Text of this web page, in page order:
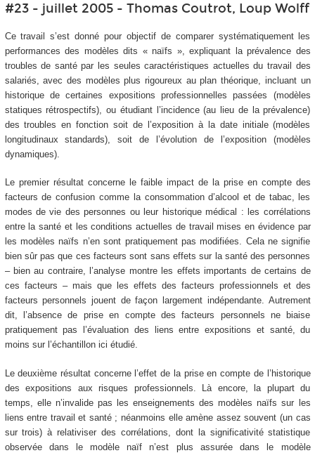
#23 - juillet 2005 - Thomas Coutrot, Loup Wolff
Ce travail s’est donné pour objectif de comparer systématiquement les
performances des modèles dits « naïfs », expliquant la prévalence des
troubles de santé par les seules caractéristiques actuelles du travail des
salariés, avec des modèles plus rigoureux au plan théorique, incluant un
historique de certaines expositions professionnelles passées (modèles
statiques rétrospectifs), ou étudiant l’incidence (au lieu de la prévalence)
des troubles en fonction soit de l’exposition à la date initiale (modèles
longitudinaux standards), soit de l’évolution de l’exposition (modèles
dynamiques).
Le premier résultat concerne le faible impact de la prise en compte des
facteurs de confusion comme la consommation d’alcool et de tabac, les
modes de vie des personnes ou leur historique médical : les corrélations
entre la santé et les conditions actuelles de travail mises en évidence par
les modèles naïfs n’en sont pratiquement pas modifiées. Cela ne signifie
bien sûr pas que ces facteurs sont sans effets sur la santé des personnes
– bien au contraire, l’analyse montre les effets importants de certains de
ces facteurs – mais que les effets des facteurs professionnels et des
facteurs personnels jouent de façon largement indépendante. Autrement
dit, l’absence de prise en compte des facteurs personnels ne biaise
pratiquement pas l’évaluation des liens entre expositions et santé, du
moins sur l’échantillon ici étudié.
Le deuxième résultat concerne l’effet de la prise en compte de l’historique
des expositions aux risques professionnels. Là encore, la plupart du
temps, elle n’invalide pas les enseignements des modèles naïfs sur les
liens entre travail et santé ; néanmoins elle amène assez souvent (un cas
sur trois) à relativiser des corrélations, dont la significativité statistique
observée dans le modèle naïf n’est plus assurée dans le modèle